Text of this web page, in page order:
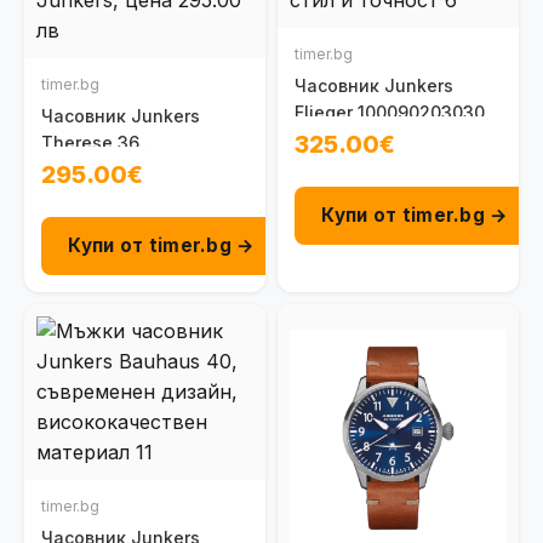
timer.bg
Часовник Junkers
Therese 36
100092501101
295.00€
Купи от timer.bg →
timer.bg
Часовник Junkers
Flieger 100090203030
325.00€
Купи от timer.bg →
timer.bg
Часовник Junkers